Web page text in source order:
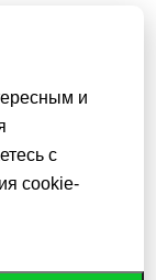
- 2026
с
и
с
cookie-